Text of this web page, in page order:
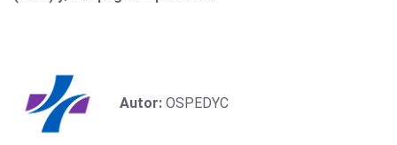
Autor: OSPEDYC